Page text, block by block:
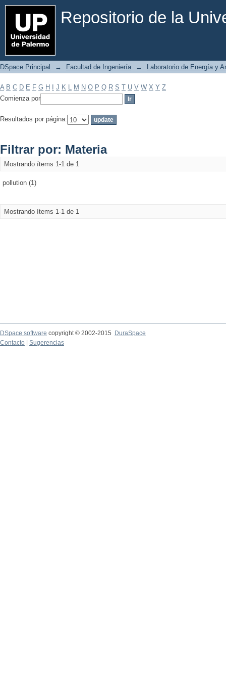
Repositorio de la
Filtrar por: Materia
DSpace Principal → Facultad de Ingeniería → Laboratorio de Energía y
A B C D E F G H J K L M N O P Q R S T U V W X Y Z
Comienza por
Resultados por página:
Filtrar por: Materia
Mostrando ítems 1-1 de 1
pollution (1)
Mostrando ítems 1-1 de 1
DSpace software copyright © 2002-2015
DuraSpace
Contacto
Sugerencias